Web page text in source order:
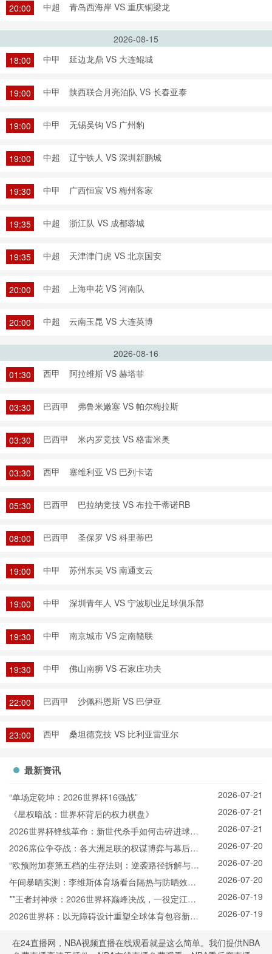
20:00 中超 青岛西海岸 VS 重庆铜梁龙
2026-08-15
18:00
中甲 延边龙鼎 VS 大连鲲城
19:00 中甲 陕西联合月亮泊队 VS 长春亚泰
19:00 中甲 无锡吴钩 VS 广州豹
19:00 中超 辽宁铁人 VS 深圳新鹏城
19:30 中甲 广西恒宸 VS 梅州客家
19:35 中超 浙江队 VS 成都蓉城
19:35 中超 天津津门虎 VS 北京国安
20:00 中超 上海申花 VS 河南队
20:00 中超 云南玉昆 VS 大连英博
2026-08-16
01:30
西甲 阿拉维斯 VS 赫塔菲
03:30 巴西甲 弗鲁米嫩塞 VS 帕尔梅拉斯
03:30 巴西甲 米内罗竞技 VS 格雷米奥
03:30 西甲 塞维利亚 VS 巴列卡诺
05:30 巴西甲 巴拉纳竞技 VS 布拉干蒂诺RB
08:00 巴西甲 圣保罗 VS 科里蒂巴
19:00 中甲 苏州东吴 VS 南通支云
19:00 中甲 深圳青年人 VS 宁波职业足球俱乐部
19:30 中甲 南京城市 VS 定南赣联
19:30 中甲 佛山南狮 VS 石家庄功夫
22:00 巴西甲 沙佩科恩斯 VS 巴伊亚
23:00 西甲 桑坦德竞技 VS 比利亚雷亚尔
最新资讯
“单场定乾坤：2026世界杯16强战”
2026-07-21
《星权暗战：世界杯背后的权力棋盘》
2026-07-21
2026世界杯锋线革命：新世代杀手如何击碎进球纪
录
2026-07-21
2026席位争夺战：各大洲足联的权谋博弈与幕后票
决
2026-07-20
“欧预附加赛第五档的生存法则：逆袭路径拆解与晋
级概率模型”
2026-07-20
午间暴晒实测：李维斯体育场看台隔热与防晒效能
全解析
2026-07-20
**王者封神录：2026世界杯巅峰决战，一役定江山
**
2026-07-19
2026世界杯：以无障碍设计重塑全球体育包容新标
2026-07-19
在24直播网，NBA视频直播在线观看就是这么简单。我们提供NBA